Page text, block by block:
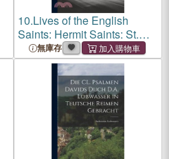
10.Lives of the English
Saints: Hermit Saints: St.
Gundleus; St. Heilier; St.
Herbert; St. Edelwald; St.
Bettelin; St. Neot, St.
Bartholomew
無庫存